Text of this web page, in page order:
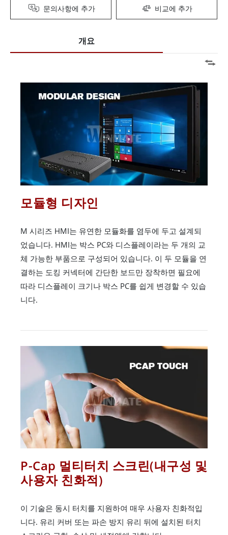
문의사항에 추가 비교에 추가
개요
모듈형 디자인
M 시리즈 HMI는 유연한 모듈화를 염두에 두고 설계되
었습니다. HMI는 박스 PC와 디스플레이라는 두 개의 교
체 가능한 부품으로 구성되어 있습니다. 이 두 모듈을 연
결하는 도킹 커넥터에 간단한 보드만 장착하면 필요에
따라 디스플레이 크기나 박스 PC를 쉽게 변경할 수 있습
니다.
P-Cap 멀티터치 스크린(내구성 및
사용자 친화적)
이 기술은 동시 터치를 지원하여 매우 사용자 친화적입
니다. 유리 커버 또는 파손 방지 유리 뒤에 설치된 터치